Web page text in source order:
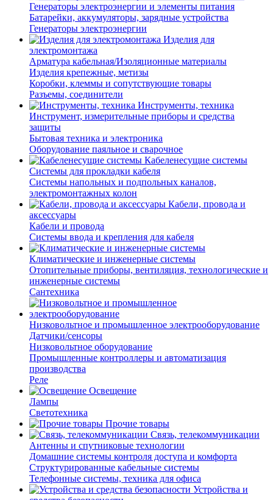
Генераторы электроэнергии и элементы питания
Батарейки, аккумуляторы, зарядные устройства
Генераторы электроэнергии
Изделия для
электромонтажа
Арматура кабельная/Изоляционные материалы
Изделия крепежные, метизы
Коробки, клеммы и сопутствующие товары
Разъемы, соединители
Инструменты, техника
Инструмент, измерительные приборы и средства
защиты
Бытовая техника и электроника
Оборудование паяльное и сварочное
Кабеленесущие системы
Системы для прокладки кабеля
Системы напольных и подпольных каналов,
электромонтажных колон
Кабели, провода и
аксессуары
Кабели и провода
Системы ввода и крепления для кабеля
Климатические и инженерные системы
Отопительные приборы, вентиляция, технологические и
инженерные системы
Сантехника
Низковольтное и промышленное электрооборудование
Датчики/сенсоры
Низковольтное оборудование
Промышленные контроллеры и автоматизация
производства
Реле
Освещение
Лампы
Светотехника
Прочие товары
Связь, телекоммуникации
Антенны и спутниковые технологии
Домашние системы контроля доступа и комфорта
Структурированные кабельные системы
Телефонные системы, техника для офиса
Устройства и